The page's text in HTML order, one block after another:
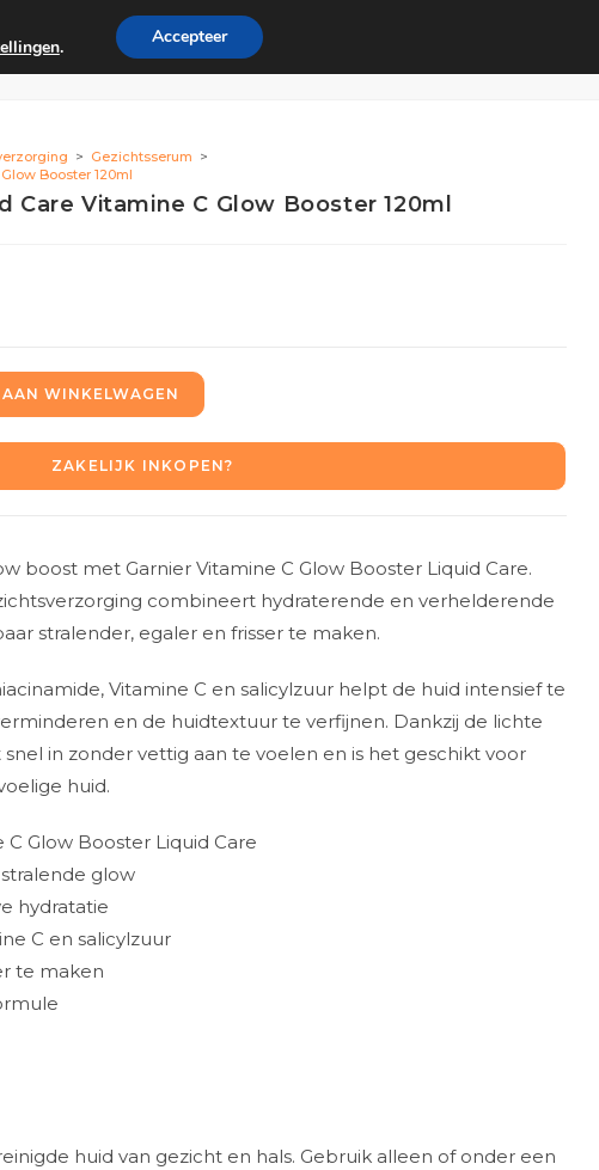
Voordeel Zakelijk
> Gezichtsserum >
Booster 120ml
Care Vitamine C Glow Booster 120ml
WINKELWAGEN
ZAKELIJK INKOPEN?
boost met Garnier Vitamine C Glow Booster Liquid Care.
combineert hydraterende en verhelderende
stralender, egaler en frisser te maken.
Vitamine C en salicylzuur helpt de huid intensief te
en de huidtextuur te verfijnen. Dankzij de lichte
in zonder vettig aan te voelen en is het geschikt voor
huid.
Glow Booster Liquid Care
glow
hydratatie
C en salicylzuur
te maken
huid van gezicht en hals. Gebruik alleen of onder een
. Accepteer